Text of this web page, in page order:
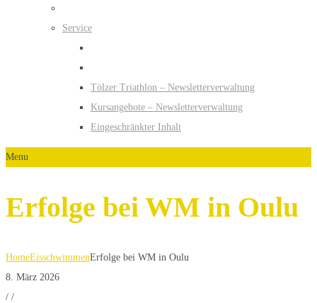
Service
Tölzer Triathlon – Newsletterverwaltung
Kursangebote – Newsletterverwaltung
Eingeschränkter Inhalt
Menu
Erfolge bei WM in Oulu
HomeEisschwimmenErfolge bei WM in Oulu
8. März 2026
/ /